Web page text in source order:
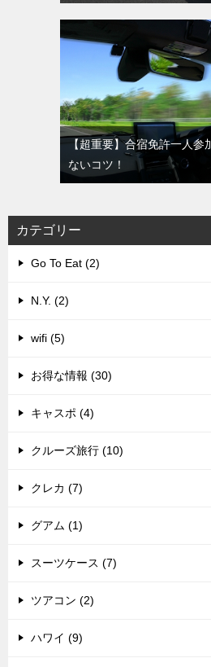
【超重要】合宿免許一人
ないコツ！
カテゴリー
Go To Eat (2)
N.Y. (2)
wifi (5)
お得な情報 (30)
キャスポ (4)
クルーズ旅行 (10)
クレカ (7)
グアム (1)
スーツケース (7)
ツアコン (2)
ハワイ (9)